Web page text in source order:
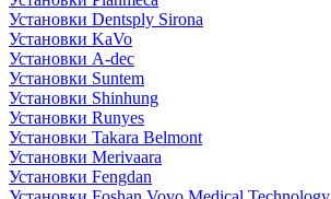
Установки Dentsply Sirona
Установки KaVo
Установки A-dec
Установки Suntem
Установки Shinhung
Установки Runyes
Установки Takara Belmont
Установки Merivaara
Установки Fengdan